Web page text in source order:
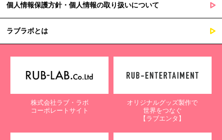
個人情報保護方針・個人情報の取り扱いについて
ラブラボとは
株式会社ラブ・ラボ
コーポレートサイト
オリジナルグッズ製作で
世界をつなぐ
【ラブエンタ】